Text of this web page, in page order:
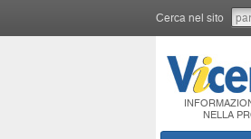
Cerca nel sito
NELLA